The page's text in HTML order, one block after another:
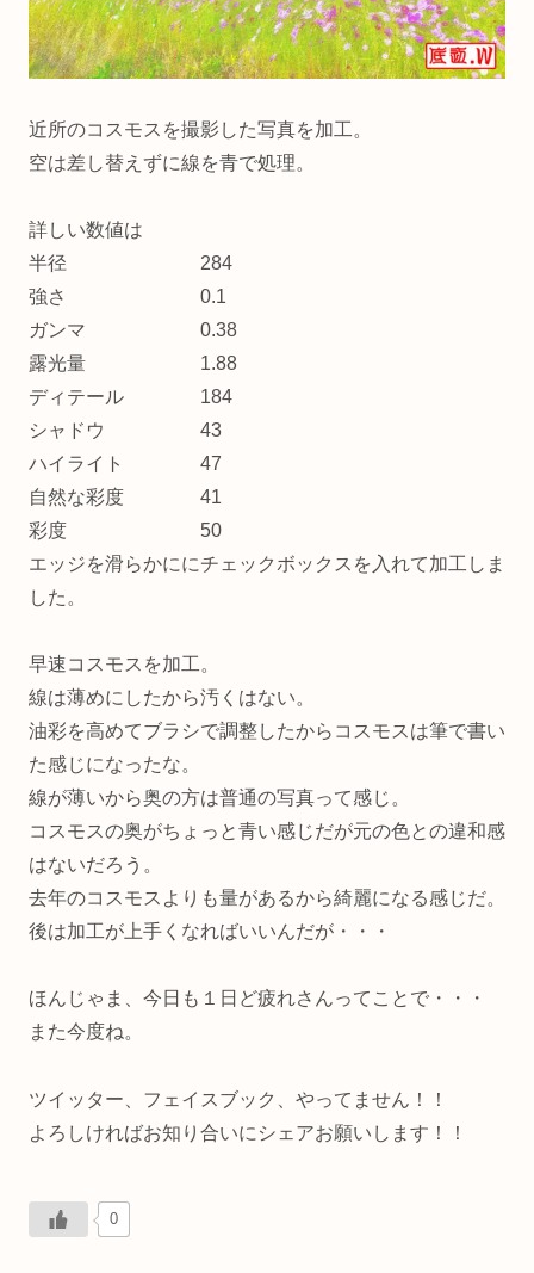
近所のコスモスを撮影した写真を加工。
空は差し替えずに線を青で処理。
詳しい数値は
半径 284
強さ 0.1
ガンマ 0.38
露光量 1.88
ディテール 184
シャドウ 43
ハイライト 47
自然な彩度 41
彩度 50
エッジを滑らかににチェックボックスを入れて加工しま
した。
早速コスモスを加工。
線は薄めにしたから汚くはない。
油彩を高めてブラシで調整したからコスモスは筆で書い
た感じになったな。
線が薄いから奥の方は普通の写真って感じ。
コスモスの奥がちょっと青い感じだが元の色との違和感
はないだろう。
去年のコスモスよりも量があるから綺麗になる感じだ。
後は加工が上手くなればいいんだが・・・
ほんじゃま、今日も１日ど疲れさんってことで・・・
また今度ね。
ツイッター、フェイスブック、やってません！！
よろしければお知り合いにシェアお願いします！！
0